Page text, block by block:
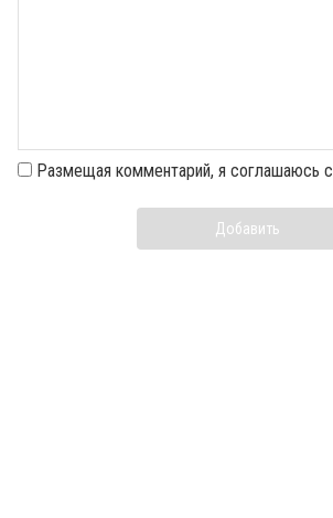
Размещая комментарий, я соглашаюсь с
Добавить